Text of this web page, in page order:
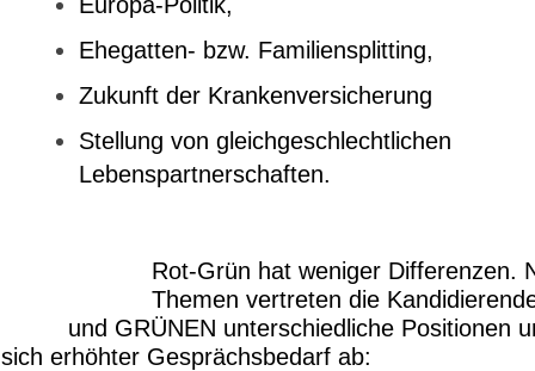
Ehegatten- bzw. Familiensplitting,
Zukunft der Krankenversicherung
Stellung von gleichgeschlechtlichen
Lebenspartnerschaften.
Rot-Grün hat weniger Differenzen.
Themen vertreten die
und GRÜNEN unterschiedliche Positionen
sich erhöhter Gesprächsbedarf ab: